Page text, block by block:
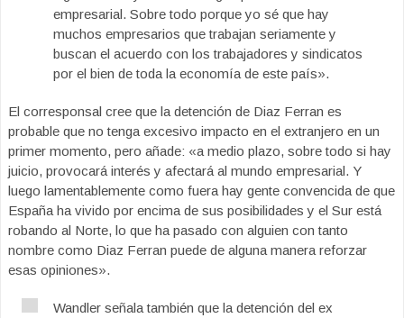
empresarial. Sobre todo porque yo sé que hay
muchos empresarios que trabajan seriamente y
buscan el acuerdo con los trabajadores y sindicatos
por el bien de toda la economía de este país».
El corresponsal cree que la detención de Diaz Ferran es
probable que no tenga excesivo impacto en el extranjero en un
primer momento, pero añade: «a medio plazo, sobre todo si hay
juicio, provocará interés y afectará al mundo empresarial. Y
luego lamentablemente como fuera hay gente convencida de que
España ha vivido por encima de sus posibilidades y el Sur está
robando al Norte, lo que ha pasado con alguien con tanto
nombre como Diaz Ferran puede de alguna manera reforzar
esas opiniones».
Wandler señala también que la detención del ex